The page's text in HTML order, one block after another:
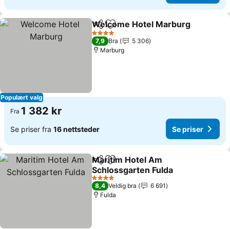
Populært valg
Del Legg til i favoritter
Welcome Hotel Marburg
4 Stjerner
7,9 Bra
5 306
Marburg
Fra 1 382 kr
Se priser fra 16 nettsteder Se priser
Del Legg til i favoritter
Maritim Hotel Am
Schlossgarten Fulda
4 Stjerner
8,4 Veldig bra
6 691
Fulda